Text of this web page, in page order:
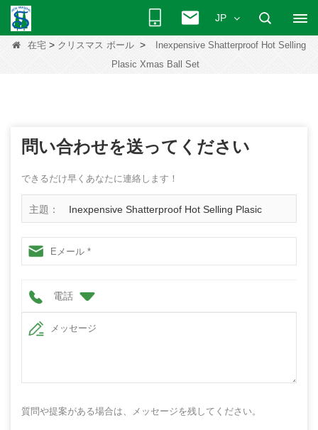
JP
在宅 > クリスマス ボール >
Inexpensive Shatterproof Hot Selling
Plasic Xmas Ball Set
問い合わせを送ってください
できるだけ早くあなたに連絡します！
主題： Inexpensive Shatterproof Hot Selling Plasic
Xmas Ball Set
電話
質問や提案がある場合は、メッセージを残してください。